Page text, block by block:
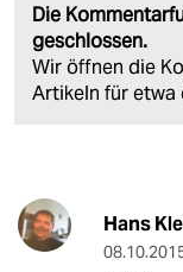
Die
geschlossen.
Wir öffnen die
Artikeln für etwa
Hans